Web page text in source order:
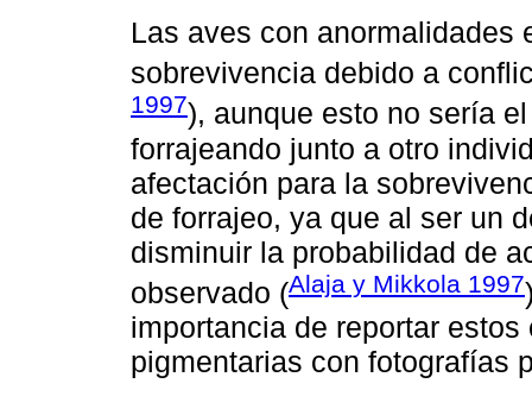
Las aves con anormalidades
sobrevivencia debido a
1997), aunque esto no sería
forrajeando junto a otro
afectación para la
de forrajeo, ya que al ser un
disminuir la probabilidad de
observado (Alaja y Mikkola 1997
importancia de reportar
pigmentarias con fotografías